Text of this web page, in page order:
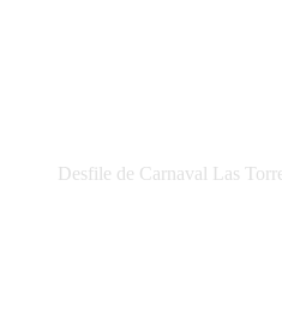
Desfile de Carnaval Las